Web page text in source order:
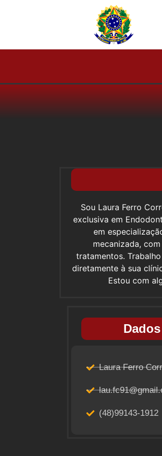
Sou Laura Ferro
exclusiva em
em
mecanizada,
tratamentos.
diretamente à sua
Estou com
Laura Ferro
(48)99143-1912